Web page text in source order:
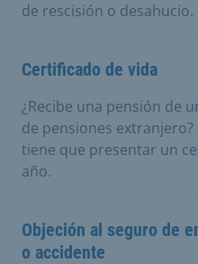
de rescisión o desahucio.
Certificado de vida
¿Recibe una pensión de
de pensiones
tiene que presentar un
año.
Objeción al seguro de
o accidente